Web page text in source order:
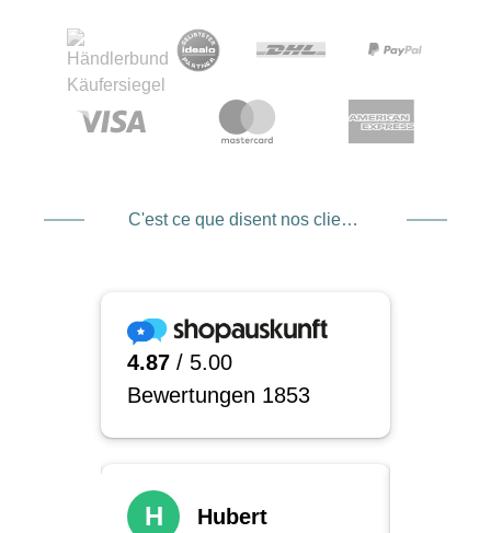
C'est ce que disent nos clients